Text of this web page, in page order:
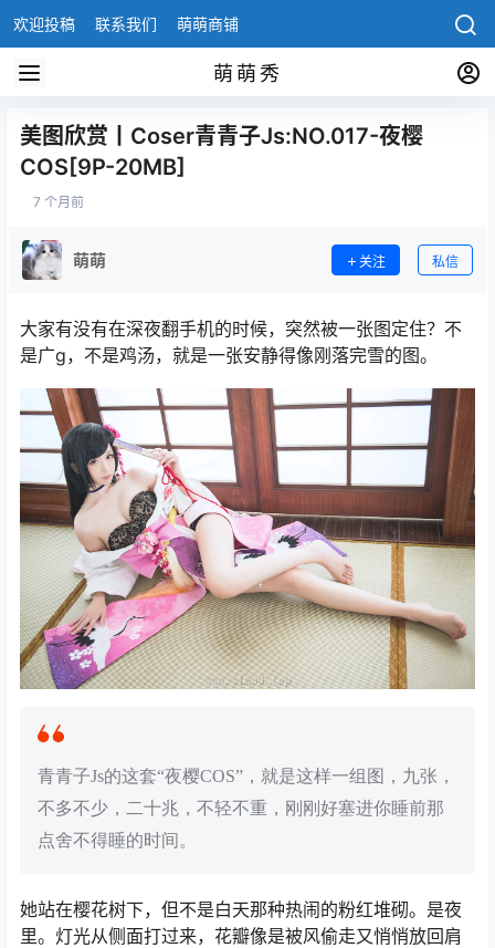
欢迎投稿 联系我们 萌萌商铺
萌萌秀
美图欣赏丨Coser青青子Js:NO.017-夜樱
COS[9P-20MB]
7 个月前
萌萌 关注 私信
大家有没有在深夜翻手机的时候，突然被一张图定住？不
是广g，不是鸡汤，就是一张安静得像刚落完雪的图。
青青子Js的这套“夜樱COS”，就是这样一组图，九张，
不多不少，二十兆，不轻不重，刚刚好塞进你睡前那
点舍不得睡的时间。
她站在樱花树下，但不是白天那种热闹的粉红堆砌。是夜
里。灯光从侧面打过来，花瓣像是被风偷走又悄悄放回肩